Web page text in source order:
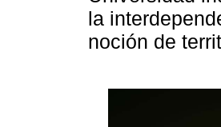
la
noción de